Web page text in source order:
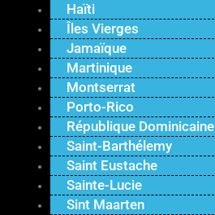
Haïti
Îles Vierges
Jamaïque
Martinique
Montserrat
Porto-Rico
République Dominicaine
Saint-Barthélemy
Saint Eustache
Sainte-Lucie
Sint Maarten